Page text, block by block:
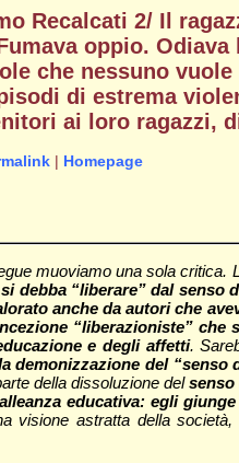
Recalcati 2/ Il
oppio.
che nessuno
di estrema
ai loro ragazzi,
| Homepage
muoviamo una sola critica.
debba “liberare” dal senso
anche da autori che
“liberazioniste” che
e degli affetti.
del “senso
della dissoluzione delsenso
educativa: egli
visione astratta della